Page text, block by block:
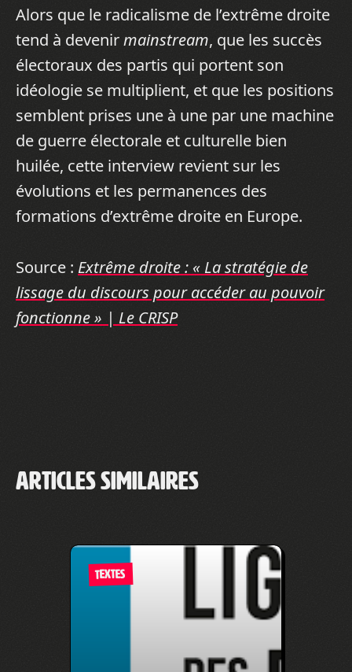
Alors que le radicalisme de l’extrême droite
tend à devenirmainstream, que les succès
électoraux des partis qui portent son
idéologie se multiplient, et que les positions
semblent prises une à une par une machine
de guerre électorale et culturelle bien
huilée, cette interview revient sur les
évolutions et les permanences des
formations d’extrême droite en Europe.
Source : Extrême droite : « La stratégie de
lissage du discours pour accéder au pouvoir
fonctionne » | Le CRISP
Articles similaires
TEXTES